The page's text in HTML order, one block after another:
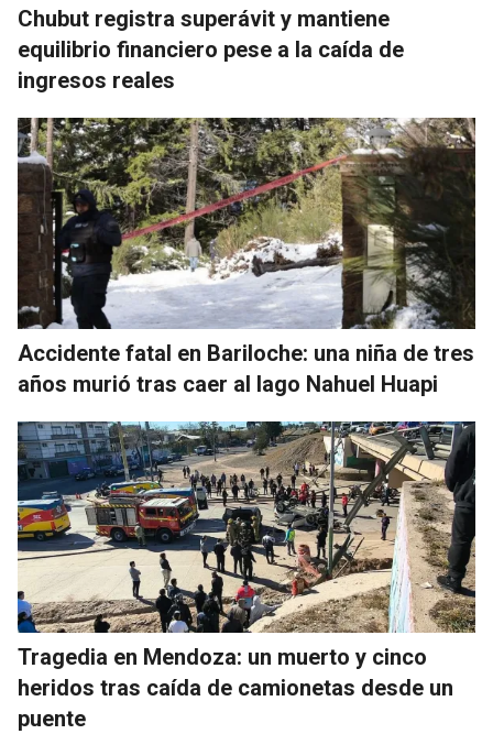
Chubut registra superávit y mantiene
equilibrio financiero pese a la caída de
ingresos reales
Accidente fatal en Bariloche: una niña de tres
años murió tras caer al lago Nahuel Huapi
Tragedia en Mendoza: un muerto y cinco
heridos tras caída de camionetas desde un
puente